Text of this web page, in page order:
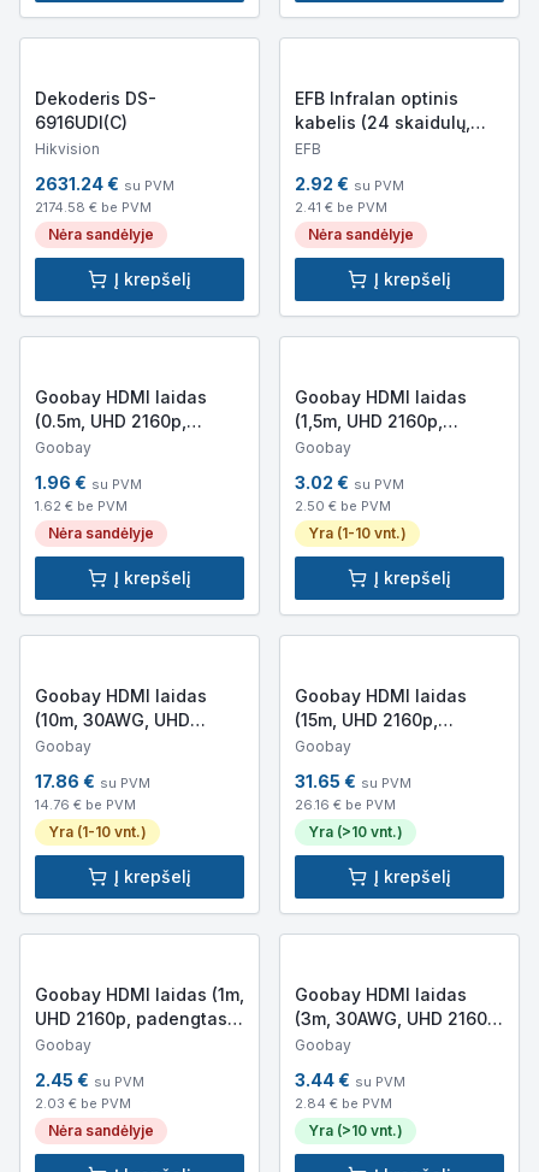
Dekoderis DS-
6916UDI(C)
Hikvision
2631.24€ su PVM
2174.58 € be PVM
Nėra sandėlyje
Į krepšelį
EFB Infralan optinis
kabelis (24 skaidulų,
Multimode, 50/125 MM)
EFB
2.92 € su PVM
2.41 € be PVM
Nėra sandėlyje
Į krepšelį
Goobay HDMI laidas
(0.5m, UHD 2160p,
padengtas auksu)
Goobay
1.96 € su PVM
1.62 € be PVM
Nėra sandėlyje
Į krepšelį
Goobay HDMI laidas
(1,5m, UHD 2160p,
padengtas auksu)
Goobay
3.02 € su PVM
2.50 € be PVM
Yra (1-10 vnt.)
Į krepšelį
Goobay HDMI laidas
(10m, 30AWG, UHD
2160p, padengtas
Goobay
17.86 € su PVM
14.76 € be PVM
Yra (1-10 vnt.)
Į krepšelį
Goobay HDMI laidas
(15m, UHD 2160p,
padengtas auksu)
Goobay
31.65 € su PVM
26.16 € be PVM
Yra (>10 vnt.)
Į krepšelį
Goobay HDMI laidas (1m,
UHD 2160p, padengtas
auksu)
Goobay
2.45 € su PVM
2.03 € be PVM
Nėra sandėlyje
Goobay HDMI laidas
(3m, 30AWG, UHD 2160p,
padengtas auksu)
Goobay
3.44€ su PVM
2.84 € be PVM
Yra (>10 vnt.)